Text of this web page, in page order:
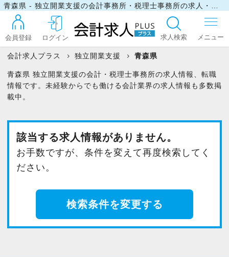
会員登録 ログイン 求人検索
ログイン
最近見た求人
マイリスト
会計求人プラス 独立開業支援 青森県
青森県 独立開業支援の会計・税理士事務所の求人情報、転職
情報です。未経験からでも働ける会計業界の求人情報も多数掲
載中。
該当する求人情報がありません。
お手数ですが、条件を変えて再度検索してく
ださい。
検索条件を変更する